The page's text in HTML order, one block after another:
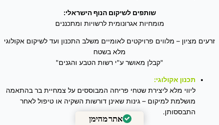
שותפים לשיקום הנוף הישראלי:
מומחיות אגרונומית לרשויות ומתכננים
זרעים מציון – מלווים פרויקטים לאומיים משלב התכנון ועד לשיקום אקולוגי
מלא בשטח
"קבלן מאושר ע"י רשות הטבע והגנים"
תכנון אקולוגי:
ליווי מלא ליצירת שטחי פריחה המבוססים על צמחיית בר בהתאמה
מושלמת למיקום – גינות שאינן דורשות השקיה או טיפול לאחר
התבססותן.
אתר מהימן